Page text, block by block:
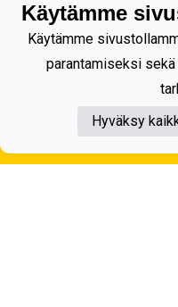
Tietosuojaseloste
Käytämme
Käytämme
parantamiseksi
Hyväksy